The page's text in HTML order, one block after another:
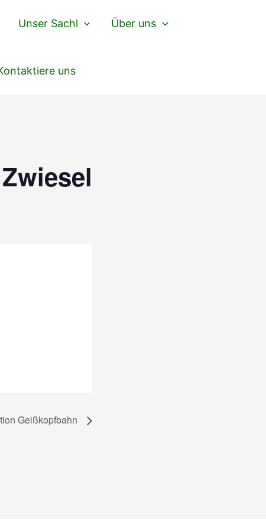
Unser Sachl Über uns
uns
Geißkopfbahn